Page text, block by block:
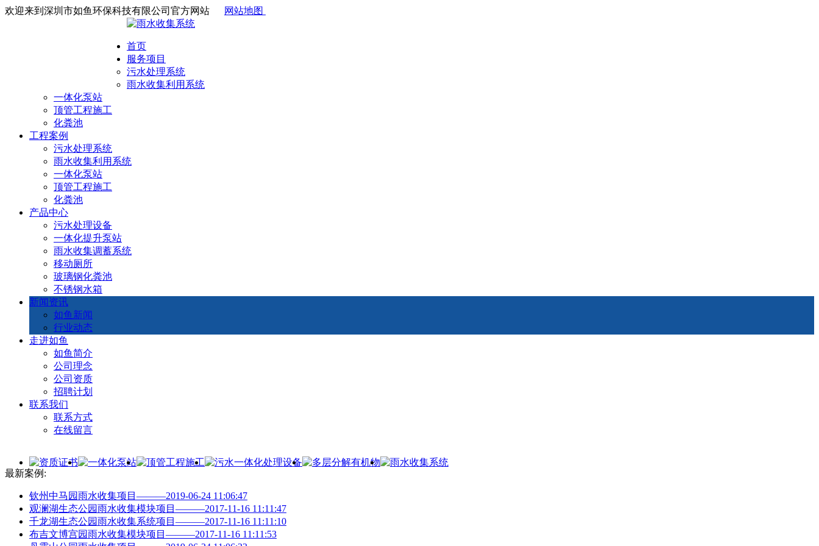
欢迎来到深圳市如鱼环保科技有限公司官方网站 网站地图
首页
服务项目
污水处理系统
雨水收集利用系统
一体化泵站
顶管工程施工
化粪池
工程案例
污水处理系统
雨水收集利用系统
一体化泵站
顶管工程施工
化粪池
产品中心
污水处理设备
一体化提升泵站
雨水收集调蓄系统
移动厕所
玻璃钢化粪池
不锈钢水箱
新闻资讯
如鱼新闻
行业动态
走进如鱼
如鱼简介
公司理念
公司资质
招聘计划
联系我们
联系方式
在线留言
最新案例:
钦州中马园雨水收集项目———2019-06-24 11:06:47
观澜湖生态公园雨水收集模块项目———2017-11-16 11:11:47
千龙湖生态公园雨水收集系统项目———2017-11-16 11:11:10
布吉文博宫园雨水收集模块项目———2017-11-16 11:11:53